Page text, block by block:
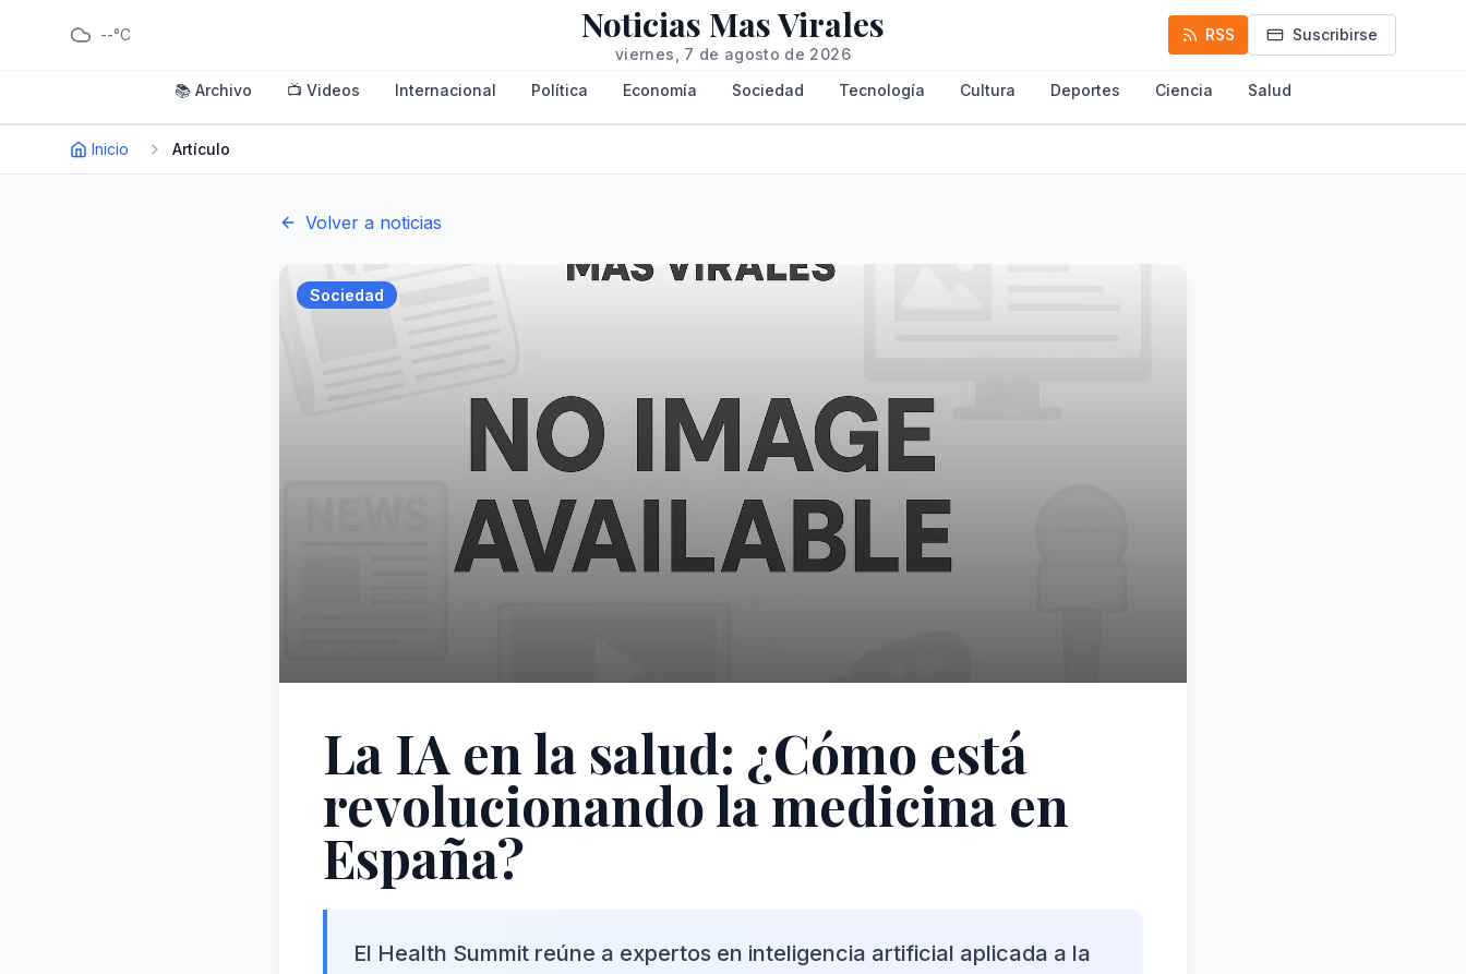
--°C Noticias Mas Virales
viernes, 7 de agosto de 2026
RSS Suscribirse
📚 Archivo 📺 Videos Internacional Política Economía Sociedad Tecnología Cultura Deportes Ciencia Salud
Inicio Artículo
Volver a noticias
Sociedad
La IA en la salud: ¿Cómo está
revolucionando la medicina en
España?
El Health Summit reúne a expertos en inteligencia artificial aplicada a la